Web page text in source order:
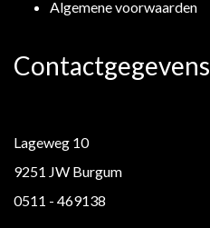
Algemene voorwaarden
Contactgegevens
Lageweg 10
9251 JW Burgum
0511 - 469138